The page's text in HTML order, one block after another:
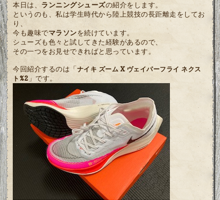
本日は、 ランニングシューズの紹介をします。
というのも、私は学生時代から陸上競技の長距離走をしてお
り、
今も趣味でマラソンを続けています。
シューズも色々と試してきた経験があるので、
その一つをお見せできればと思っています。
今回紹介するのは「ナイキ ズーム X ヴェイパーフライ ネクス
ト%2 」です。